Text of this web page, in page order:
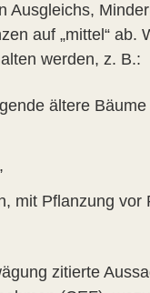
Ausgleichs,
auf „mittel“ ab.
werden, z. B.:
ältere
mit Pflanzung vor
zitierte